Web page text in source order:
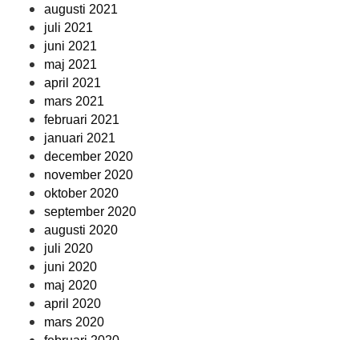
augusti 2021
juli 2021
juni 2021
maj 2021
april 2021
mars 2021
februari 2021
januari 2021
december 2020
november 2020
oktober 2020
september 2020
augusti 2020
juli 2020
juni 2020
maj 2020
april 2020
mars 2020